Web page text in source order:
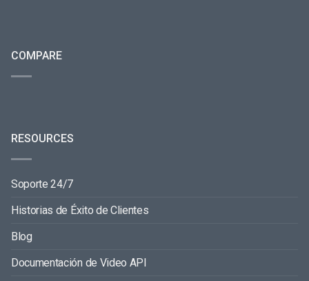
COMPARE
RESOURCES
Soporte 24/7
Historias de Éxito de Clientes
Blog
Documentación de Video API